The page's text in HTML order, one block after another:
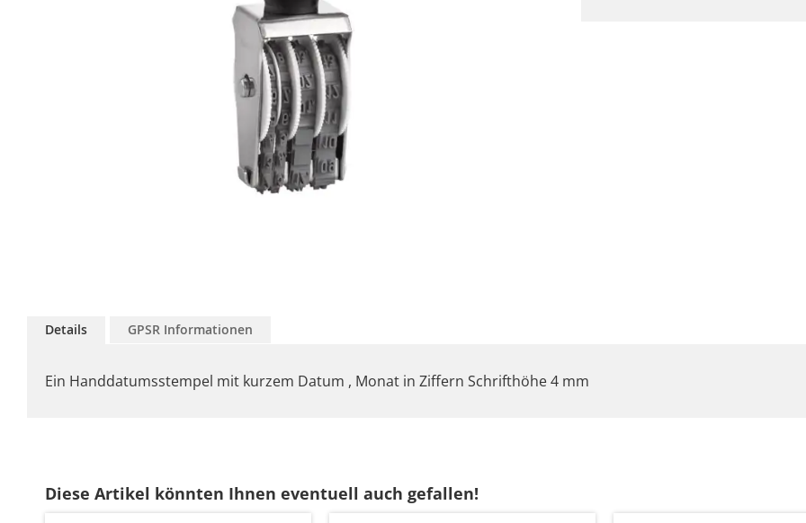
der
springen
Details
Ein Handdatumsstempel mit kurzem Datum , Monat in Ziffern Schrifthöhe 4 mm
GPSR Informationen
Diese Artikel könnten Ihnen eventuell auch gefallen!